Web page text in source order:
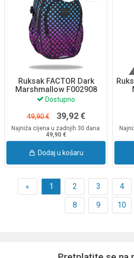
Ruksak FACTOR Dark
Marshmallow F002908
CoolPack
Dostupno
49,90 € 39,92 €
Najniža cijena u zadnjih 30 dana:
49,90 €
Dodaj u košaru
« 1 2 3 4
8
9 10